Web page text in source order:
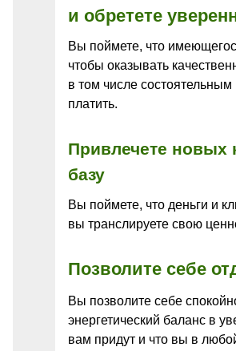
Вы поймете, что деньги и
вы транслируете свою
Привлечете новых
базу
Вы поймете, что
чтобы оказывать
в том числе
платить.
и обретете
Вы позволите себе
энергетический баланс в
вам придут и что вы в
Позволите себе